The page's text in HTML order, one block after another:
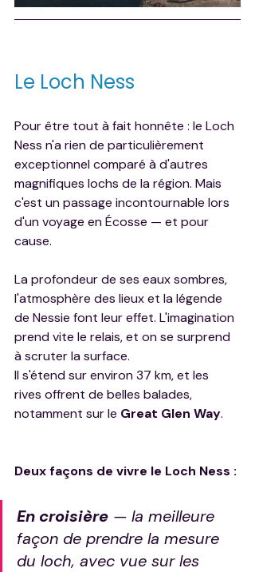
Le Loch Ness
Pour être tout à fait honnête : le Loch
Ness n'a rien de particulièrement
exceptionnel comparé à d'autres
magnifiques lochs de la région. Mais
c'est un passage incontournable lors
d'un voyage en Écosse — et pour
cause.
La profondeur de ses eaux sombres,
l'atmosphère des lieux et la légende
de Nessie font leur effet. L'imagination
prend vite le relais, et on se surprend
à scruter la surface.
Il s'étend sur environ 37 km, et les
rives offrent de belles balades,
notamment sur le Great Glen Way.
Deux façons de vivre le Loch Ness :
En croisière — la meilleure
façon de prendre la mesure
du loch, avec vue sur les